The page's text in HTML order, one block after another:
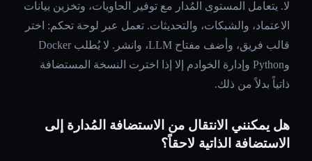
لا. يتعامل المستوى المُدار مع توفير الحاويات، وتخزين بيانات
الاعتماد، والشبكات، والتحديثات. تعمل عبر لوحة تحكم: اختر
قالب فريق، وأضف مفتاح LLM، وانشر. لا يُطلب Docker
وPython وإدارة الخوادم إلا إذا اخترت النسخة المستضافة
ذاتياً بدلاً من ذلك.
هل يمكنني الانتقال من الاستضافة المُدارة إلى
الاستضافة الذاتية لاحقاً؟